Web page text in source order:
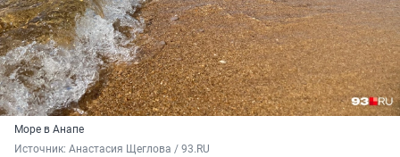
Море в Анапе
Источник: Анастасия Щеглова / 93.RU